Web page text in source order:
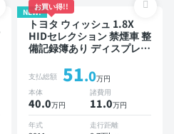
NEW!
お買い得!!
トヨタ ウィッシュ 1.8X
HIDセレクション 禁煙車 整
備記録簿あり ディスプレイ
り 後席モニター スマート
キー ETC ドライブレコー
ダー
支払総額 51.0万円
本体
40.0万円
諸費用
11.0万円
年式
走行距離